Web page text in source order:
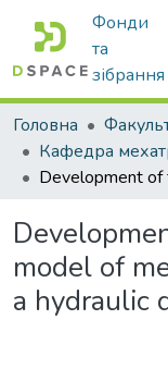
Фонди
та
зібрання
Головна
model of
a hydraulic